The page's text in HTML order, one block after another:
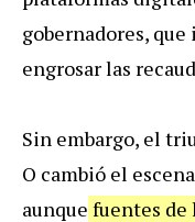
gobernadores,
engrosar las
Sin embargo, el
O cambió el
aunque fuentes de